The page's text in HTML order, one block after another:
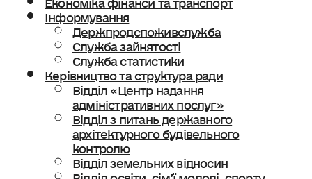
Інформування
Держпродспоживслужба
Служба зайнятості
Служба статистики
Керівництво та структура ради
Відділ «Центр надання
адміністративних послуг»
Відділ з питань державного
архітектурного будівельного
контролю
Відділ земельних відносин